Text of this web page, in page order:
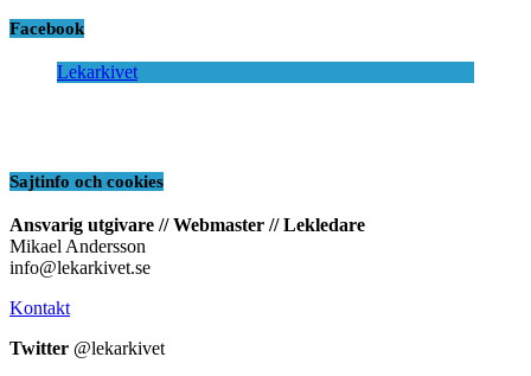
Facebook
Lekarkivet
Sajtinfo och cookies
Ansvarig utgivare // Webmaster // Lekledare
Mikael Andersson
info@lekarkivet.se
Kontakt
Twitter @lekarkivet